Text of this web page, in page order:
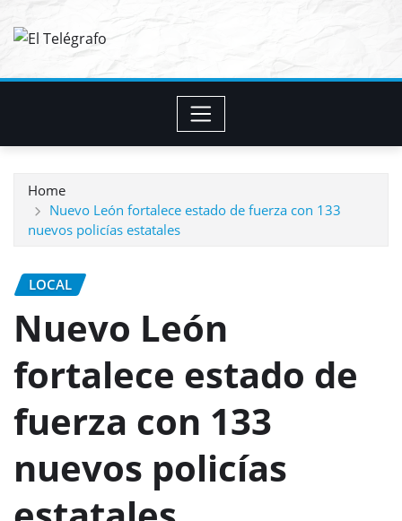
Home
Nuevo León fortalece estado de fuerza con 133
nuevos policías estatales
LOCAL
Nuevo León
fortalece estado de
fuerza con 133
nuevos policías